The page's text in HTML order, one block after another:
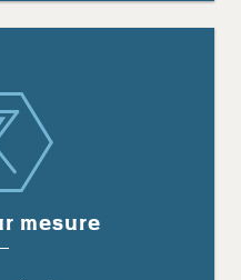
mesure